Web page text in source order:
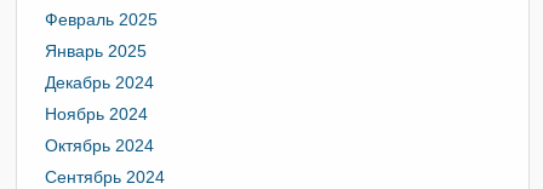
Февраль 2025
Январь 2025
Декабрь 2024
Ноябрь 2024
Октябрь 2024
Сентябрь 2024